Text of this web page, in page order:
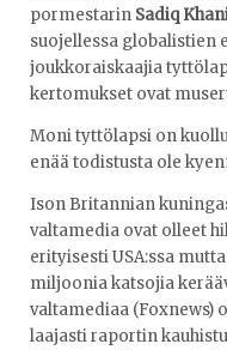
pormestarin Sadiq
suojellessa globalistien
joukkoraiskaajia
kertomukset ovat
Moni tyttölapsi on
enää todistusta ole
Ison Britannian
valtamedia ovat olleet
erityisesti USA:ssa
miljoonia katsojia
valtamediaa (Foxnews)
laajasti raportin